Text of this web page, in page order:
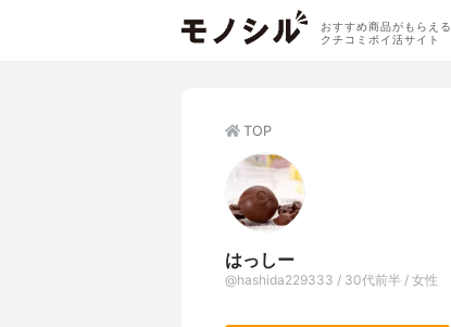
おすすめ商品がもらえる
クチコミポイ活サイト
TOP
はっしー
@hashida229333 / 30代前半 / 女性